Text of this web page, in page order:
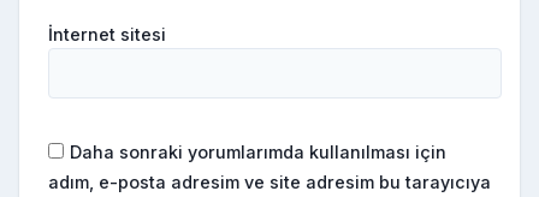
İnternet sitesi
Daha sonraki yorumlarımda kullanılması için
adım, e-posta adresim ve site adresim bu tarayıcıya